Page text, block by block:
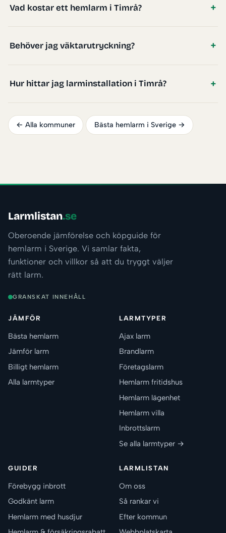
Vad kostar ett hemlarm i Timrå?
Behöver jag väktarutryckning?
Hur hittar jag larminstallation i Timrå?
← Alla kommuner Bästa hemlarm i Sverige →
Larmlistan.se
Oberoende jämförelse och köpguide för
hemlarm i Sverige. Vi samlar fakta,
funktioner och villkor så att du tryggt väljer
rätt larm.
GRANSKAT INNEHÅLL
JÄMFÖR
Bästa hemlarm
Jämför larm
Billigt hemlarm
Alla larmtyper
LARMTYPER
Ajax larm
Brandlarm
Företagslarm
Hemlarm fritidshus
Hemlarm lägenhet
Hemlarm villa
Inbrottslarm
Se alla larmtyper →
GUIDER
Förebygg inbrott
Godkänt larm
Hemlarm med husdjur
LARMLISTAN
Om oss
Så rankar vi
Efter kommun